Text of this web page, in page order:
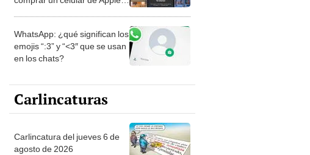
WhatsApp: ¿qué significan los
emojis “:3” y “<3″ que se usan
en los chats?
Carlincaturas
Carlincatura del jueves 6 de
agosto de 2026